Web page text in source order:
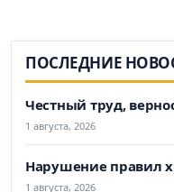
ПОСЛЕДНИЕ
Честный труд,
1 августа, 2026
Нарушение правил
1 августа, 2026